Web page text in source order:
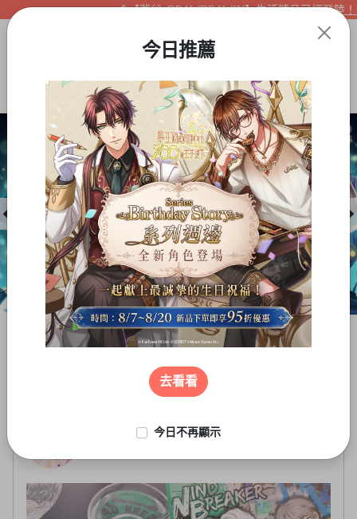
【夢谷xDRAWDRAWIN】生活精品已經登陸！還
今日推薦
去看看
今日不再顯示